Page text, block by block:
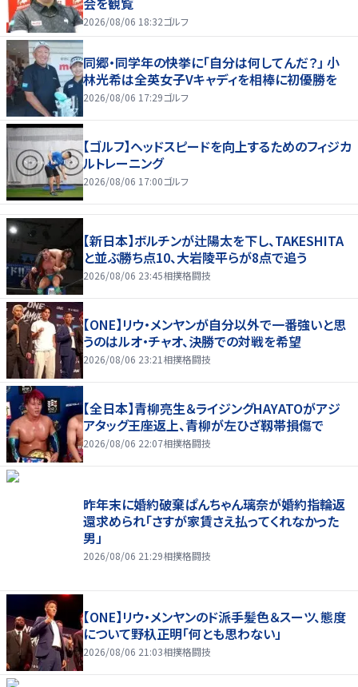
2026/08/06 18:32ゴルフ
同郷・同学年の快挙に「自分は何してんだ？」 小
林光希は全英女子Vキャディを相棒に初優勝を
2026/08/06 17:29ゴルフ
【ゴルフ】ヘッドスピードを向上するためのフィジカ
ルトレーニング
2026/08/06 17:00ゴルフ
【新日本】ボルチンが辻陽太を下し、TAKESHITA
と並ぶ勝ち点10、大岩陵平らが8点で追う
2026/08/06 23:45相撲格闘技
【ONE】リウ・メンヤンが自分以外で一番強いと思
うのはルオ・チャオ、決勝での対戦を希望
2026/08/06 23:21 相撲格闘技
【全日本】青柳亮生＆ライジングHAYATOがアジ
アタッグ王座返上、青柳が左ひざ靱帯損傷で
2026/08/06 22:07相撲格闘技
昨年末に婚約破棄ぱんちゃん璃奈が婚約指輪返
還求められ「さすが家賃さえ払ってくれなかった
男」
2026/08/06 21:29相撲格闘技
【ONE】リウ・メンヤンのド派手髪色＆スーツ、態度
について野杁正明「何とも思わない」
2026/08/06 21:03相撲格闘技